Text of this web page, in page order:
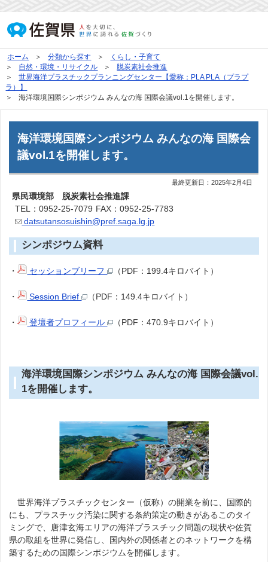
ホーム 分類から探す
くらし・子育て
自然・環境・リサイクル
脱炭素社会推進
世界海洋プラスチックプランニングセンター【愛称：PLA PLA（プラプ
ラ）】
海洋環境国際シンポジウム みんなの海 国際会議vol.1を開催します。
海洋環境国際シンポジウム みんなの海 国際会
議vol.1を開催します。
最終更新日：2025年2月4日
県民環境部 脱炭素社会推進課
TEL：0952-25-7079 FAX：0952-25-7783
datsutansosuishin@pref.saga.lg.jp
シンポジウム資料
・ セッションブリーフ （PDF：199.4キロバイト）
・ Session Brief （PDF：149.4キロバイト）
・ 登壇者プロフィール （PDF：470.9キロバイト）
海洋環境国際シンポジウム みんなの海 国際会議vol.
1を開催します。
世界海洋プラスチックセンター（仮称）の開業を前に、国際的
にも、プラスチック汚染に関する条約策定の動きがあるこのタイ
ミングで、唐津玄海エリアの海洋プラスチック問題の現状や佐賀
県の取組を世界に発信し、国内外の関係者とのネットワークを構
築するための国際シンポジウムを開催します。